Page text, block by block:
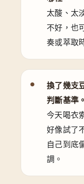
太酸、太
不好，也
奏或萃取
換了幾支
判斷基準。
今天喝衣
好像試了
自己到底
調。